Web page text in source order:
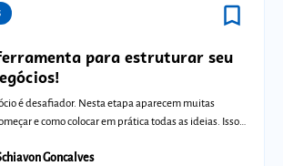
bookmark_border
para estruturar seu
é desafiador. Nesta etapa aparecem muitas
e como colocar em prática todas as ideias. Isso
Goncalves